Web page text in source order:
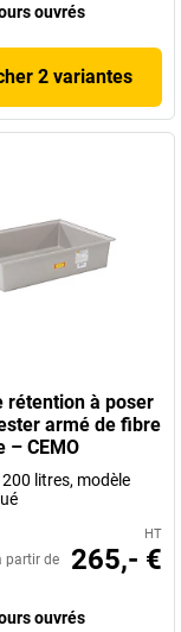
ouvrés
2 variantes
rétention à poser
armé de fibre
– CEMO
litres, modèle
HT
partir de 265,- €
ouvrés